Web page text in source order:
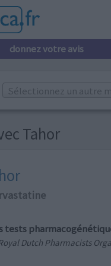
donnez votre avis
Sélectionnez un autre
Tahor
tests
Dutch Pharmacists